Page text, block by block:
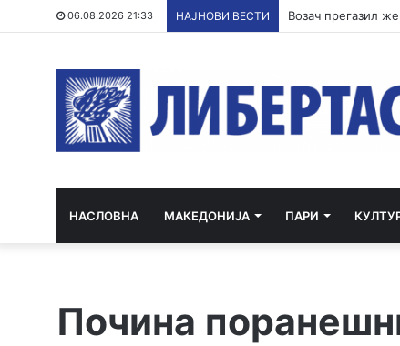
06.08.2026 21:33 НАЈНОВИ ВЕСТИ Возач прегазил
НАСЛОВНА МАКЕДОНИЈА ПАРИ
Почина